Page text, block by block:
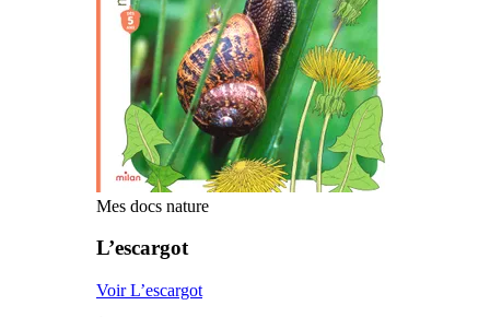
Mes docs nature
L’escargot
Voir L’escargot